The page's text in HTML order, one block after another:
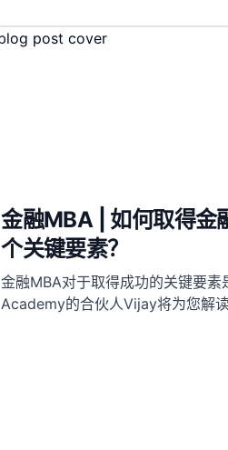
金融MBA | 如何取得金
个关键要素？
金融MBA对于取得成功的关键要素
Academy的合伙人Vijay将为您解读